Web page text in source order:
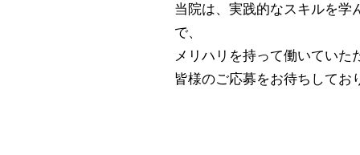
当院は、実践的なスキルを学
で、
メリハリを持って働いていた
皆様のご応募をお待ちしてお